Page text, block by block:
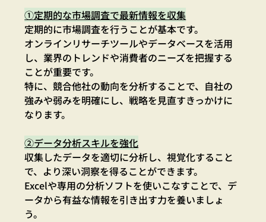
①定期的な市場調査で最新情報を収集
定期的に市場調査を行うことが基本です。
オンラインリサーチツールやデータベースを活用
し、業界のトレンドや消費者のニーズを把握する
ことが重要です。
特に、競合他社の動向を分析することで、自社の
強みや弱みを明確にし、戦略を見直すきっかけに
なります。
②データ分析スキルを強化
収集したデータを適切に分析し、視覚化すること
で、より深い洞察を得ることができます。
Excelや専用の分析ソフトを使いこなすことで、デ
ータから有益な情報を引き出す力を養いましょ
う。